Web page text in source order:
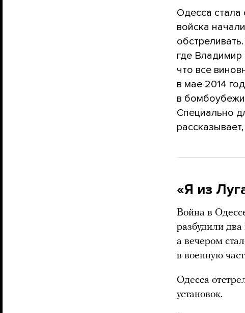
Одесса стала
войска
где
что все
в мае 2014
в
Специально
«Я из
Война в
разбудили
а вечером
в военную
Одесса
установок.